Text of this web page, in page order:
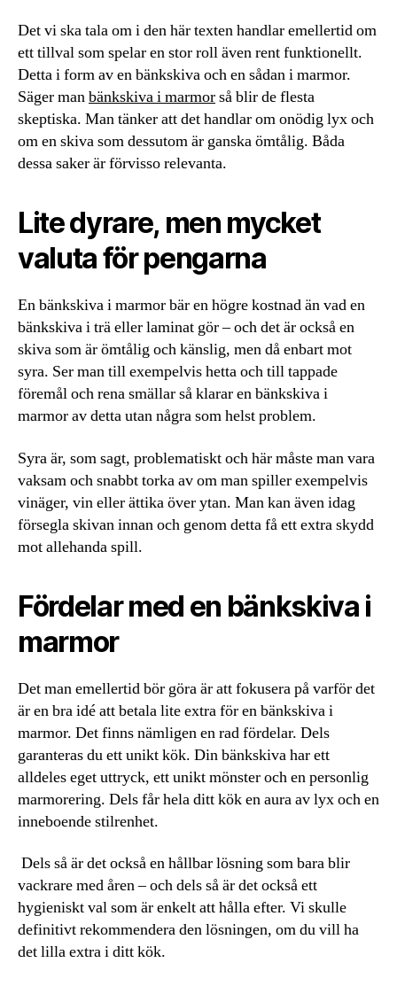
Det vi ska tala om i den här texten handlar emellertid om
ett tillval som spelar en stor roll även rent funktionellt.
Detta i form av en bänkskiva och en sådan i marmor.
Säger manbänkskiva i marmorså blir de flesta
skeptiska. Man tänker att det handlar om onödig lyx och
om en skiva som dessutom är ganska ömtålig. Båda
dessa saker är förvisso relevanta.
Lite dyrare, men mycket
valuta för pengarna
En bänkskiva i marmor bär en högre kostnad än vad en
bänkskiva i trä eller laminat gör – och det är också en
skiva som är ömtålig och känslig, men då enbart mot
syra. Ser man till exempelvis hetta och till tappade
föremål och rena smällar så klarar en bänkskiva i
marmor av detta utan några som helst problem.
Syra är, som sagt, problematiskt och här måste man vara
vaksam och snabbt torka av om man spiller exempelvis
vinäger, vin eller ättika över ytan. Man kan även idag
försegla skivan innan och genom detta få ett extra skydd
mot allehanda spill.
Fördelar med en bänkskiva i
marmor
Det man emellertid bör göra är att fokusera på varför det
är en bra idé att betala lite extra för en bänkskiva i
marmor. Det finns nämligen en rad fördelar. Dels
garanteras du ett unikt kök. Din bänkskiva har ett
alldeles eget uttryck, ett unikt mönster och en personlig
marmorering. Dels får hela ditt kök en aura av lyx och en
inneboende stilrenhet.
Dels så är det också en hållbar lösning som bara blir
vackrare med åren – och dels så är det också ett
hygieniskt val som är enkelt att hålla efter. Vi skulle
definitivt rekommendera den lösningen, om du vill ha
det lilla extra i ditt kök.